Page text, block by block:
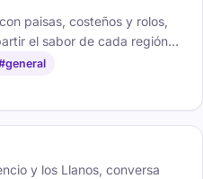
paisas, costeños y rolos,
el sabor de cada región
y los Llanos, conversa